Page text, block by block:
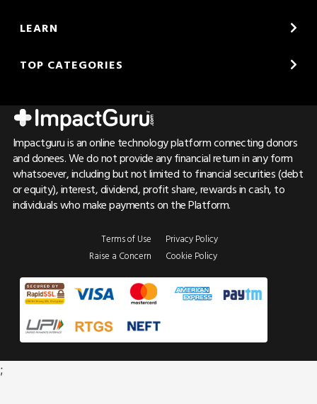
LEARN
TOP CATEGORIES
Impactguru is an online technology platform connecting donors
and donees. We do not provide any financial return in any form
whatsoever, including but not limited to financial securities (debt
or equity), interest, dividend, profit share, rewards in cash, to
individuals who make payments on the Platform.
Terms of Use
Raise a Concern
Privacy Policy
Cookie Policy
;